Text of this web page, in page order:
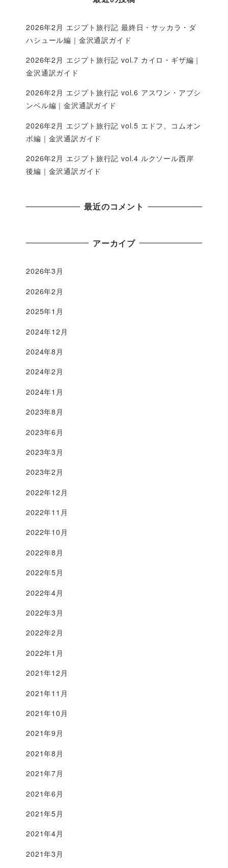
2026年2月 エジプト旅行記 最終日・サッカラ・ダ
ハシュール編｜金沢通訳ガイド
2026年2月 エジプト旅行記 vol.7 カイロ・ギザ編｜
金沢通訳ガイド
2026年2月 エジプト旅行記 vol.6 アスワン・アブシ
ンベル編｜金沢通訳ガイド
2026年2月 エジプト旅行記 vol.5 エドフ、コムオン
ボ編｜金沢通訳ガイド
2026年2月 エジプト旅行記 vol.4 ルクソール西岸
後編｜金沢通訳ガイド
最近のコメント
アーカイブ
2026年3月
2026年2月
2025年1月
2024年12月
2024年8月
2024年2月
2024年1月
2023年8月
2023年6月
2023年3月
2023年2月
2022年12月
2022年11月
2022年10月
2022年8月
2022年5月
2022年4月
2022年3月
2022年2月
2022年1月
2021年12月
2021年11月
2021年10月
2021年9月
2021年8月
2021年7月
2021年6月
2021年5月
2021年4月
2021年3月